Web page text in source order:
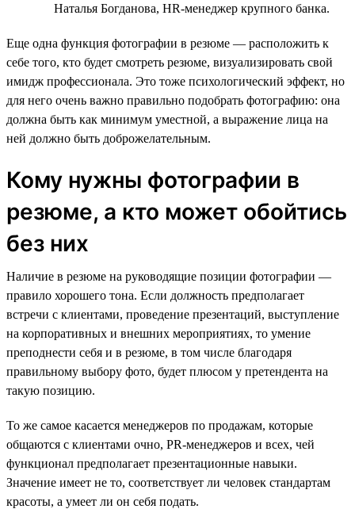
Наталья Богданова, HR-менеджер крупного банка.
Еще одна функция фотографии в резюме — расположить к
себе того, кто будет смотреть резюме, визуализировать свой
имидж профессионала. Это тоже психологический эффект, но
для него очень важно правильно подобрать фотографию: она
должна быть как минимум уместной, а выражение лица на
ней должно быть доброжелательным.
Кому нужны фотографии в
резюме, а кто может обойтись
без них
Наличие в резюме на руководящие позиции фотографии —
правило хорошего тона. Если должность предполагает
встречи с клиентами, проведение презентаций, выступление
на корпоративных и внешних мероприятиях, то умение
преподнести себя и в резюме, в том числе благодаря
правильному выбору фото, будет плюсом у претендента на
такую позицию.
То же самое касается менеджеров по продажам, которые
общаются с клиентами очно, PR-менеджеров и всех, чей
функционал предполагает презентационные навыки.
Значение имеет не то, соответствует ли человек стандартам
красоты, а умеет ли он себя подать.